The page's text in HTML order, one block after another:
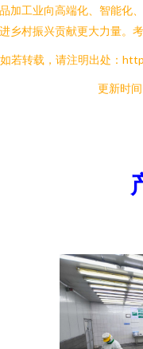
加工业向高端化、智能化
乡村振兴贡献更大力量。
如若转载，请注明出处：
更新时